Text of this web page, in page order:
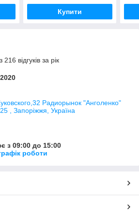
Купити
відгуків за рік
Радиорынок "Анголенко"
, Запоріжжя, Україна
з 09:00 до 15:00
роботи